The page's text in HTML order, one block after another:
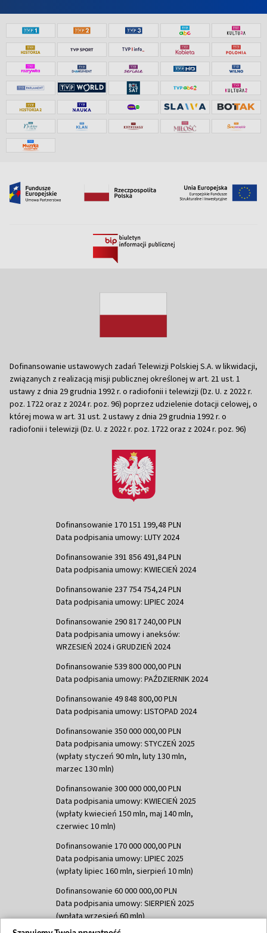
Dofinansowanie ustawowych zadań Telewizji Polskiej S.A. w likwidacji,
związanych z realizacją misji publicznej określonej w art. 21 ust. 1
ustawy z dnia 29 grudnia 1992 r. o radiofonii i telewizji (Dz. U. z 2022 r.
poz. 1722 oraz z 2024 r. poz. 96) poprzez udzielenie dotacji celowej, o
której mowa w art. 31 ust. 2 ustawy z dnia 29 grudnia 1992 r. o
radiofonii i telewizji (Dz. U. z 2022 r. poz. 1722 oraz z 2024 r. poz. 96)
Dofinansowanie 170 151 199,48 PLN
Data podpisania umowy: LUTY 2024
Dofinansowanie 391 856 491,84 PLN
Data podpisania umowy: KWIECIEŃ 2024
Dofinansowanie 237 754 754,24 PLN
Data podpisania umowy: LIPIEC 2024
Dofinansowanie 290 817 240,00 PLN
Data podpisania umowy i aneksów:
WRZESIEŃ 2024 i GRUDZIEŃ 2024
Dofinansowanie 539 800 000,00 PLN
Data podpisania umowy: PAŹDZIERNIK 2024
Dofinansowanie 49 848 800,00 PLN
Data podpisania umowy: LISTOPAD 2024
Dofinansowanie 350 000 000,00 PLN
Data podpisania umowy: STYCZEŃ 2025
(wpłaty styczeń 90 mln, luty 130 mln,
marzec 130 mln)
Dofinansowanie 300 000 000,00 PLN
Data podpisania umowy: KWIECIEŃ 2025
(wpłaty kwiecień 150 mln, maj 140 mln,
czerwiec 10 mln)
Dofinansowanie 170 000 000,00 PLN
Data podpisania umowy: LIPIEC 2025
(wpłaty lipiec 160 mln, sierpień 10 mln)
Dofinansowanie 60 000 000,00 PLN
Data podpisania umowy: SIERPIEŃ 2025
(wpłata wrzesień 60 mln)